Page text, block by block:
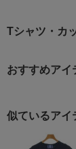
Tシャツ・カ
おすすめアイ